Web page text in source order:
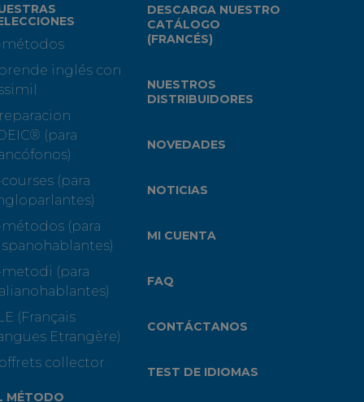
métodos
inglés con
(para
(para
métodos (para
metodi (para
(Français
Etrangère)
collector
MÉTODO
DESCARGA NUESTRO
CATÁLOGO
(FRANCÉS)
NUESTROS
DISTRIBUIDORES
NOVEDADES
NOTICIAS
MI CUENTA
FAQ
CONTÁCTANOS
TEST DE IDIOMAS